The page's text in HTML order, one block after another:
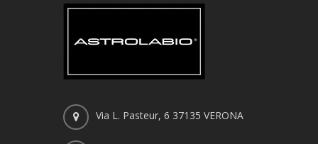
Via L. Pasteur, 6 37135 VERONA